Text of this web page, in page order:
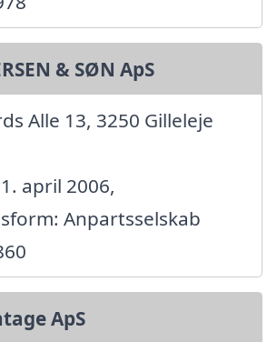
& SØN ApS
Alle 13, 3250 Gilleleje
april 2006,
Anpartsselskab
ApS